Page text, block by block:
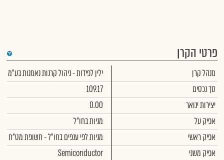
פרטי הקרן
מנהל קרן
ילין לפידות - ניהול קרנות נאמנות בע"מ
סך נכסים
109.17
יצירות ינואר
0.00
אפיק על
מניות בחו"ל
אפיק ראשי
מניות לפי ענפים בחו"ל - חשופת מט"ח
אפיק משני
Semiconductor